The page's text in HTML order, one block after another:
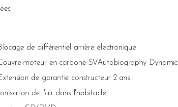
de différentiel arrière électronique
moteur en carbone SVAutobiography Dynamic
de garantie constructeur 2 ans
de l'air dans l'habitacle